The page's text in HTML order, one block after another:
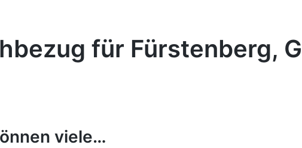
für Fürstenberg,
viele…